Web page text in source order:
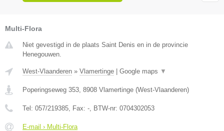
Multi-Flora
Niet gevestigd in de plaats Saint Denis en in de provincie
Henegouwen.
West-Vlaanderen » Vlamertinge | Google maps ▼
Poperingseweg 353 8908 Vlamertinge (West-Vlaanderen)
Tel: 057/219385 , Fax: - , BTW-nr: 0704302053
E-mail › Multi-Flora